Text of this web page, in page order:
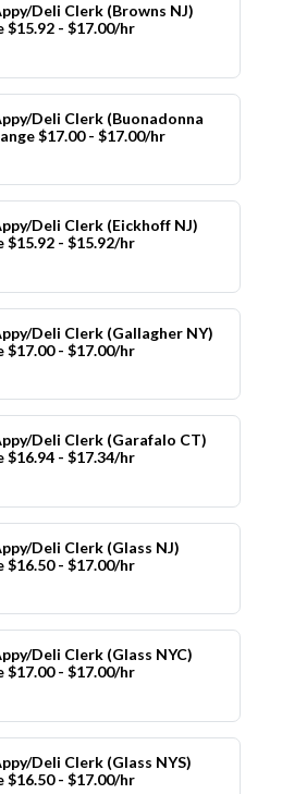
Deli Clerk (Browns NJ)
$15.92 - $17.00/hr
Deli Clerk (Buonadonna
$17.00 - $17.00/hr
Deli Clerk (Eickhoff NJ)
$15.92 - $15.92/hr
Deli Clerk (Gallagher NY)
$17.00 - $17.00/hr
Deli Clerk (Garafalo CT)
$16.94 - $17.34/hr
Deli Clerk (Glass NJ)
$16.50 - $17.00/hr
Deli Clerk (Glass NYC)
$17.00 - $17.00/hr
Deli Clerk (Glass NYS)
$16.50 - $17.00/hr